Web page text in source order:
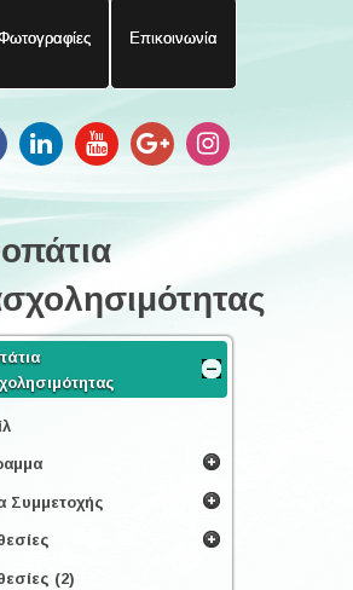
Επικοινωνία
Συμμετοχής
(2)